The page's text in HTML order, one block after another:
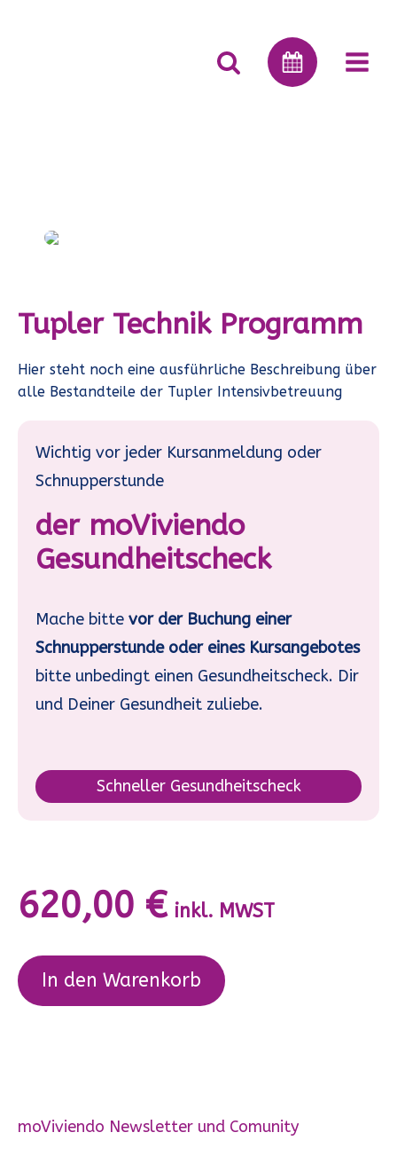
Tupler Technik Programm
Hier steht noch eine ausführliche Beschreibung über
alle Bestandteile der Tupler Intensivbetreuung
Wichtig vor jeder Kursanmeldung oder
Schnupperstunde
der moViviendo
Gesundheitscheck
Mache bitte vor der Buchung einer
Schnupperstunde oder eines Kursangebotes
bitte unbedingt einen Gesundheitscheck. Dir
und Deiner Gesundheit zuliebe.
Schneller Gesundheitscheck
620,00 € inkl. MWST
In den Warenkorb
moViviendo Newsletter und Comunity